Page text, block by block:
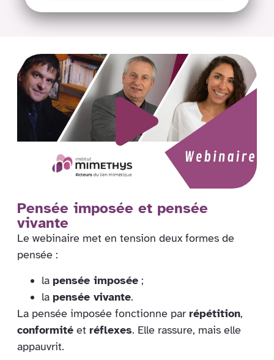
Pensée imposée et pensée
vivante
Le webinaire met en tension deux formes de
pensée :
la pensée imposée ;
la pensée vivante.
La pensée imposée fonctionne par répétition,
conformité et réflexes. Elle rassure, mais elle
appauvrit.